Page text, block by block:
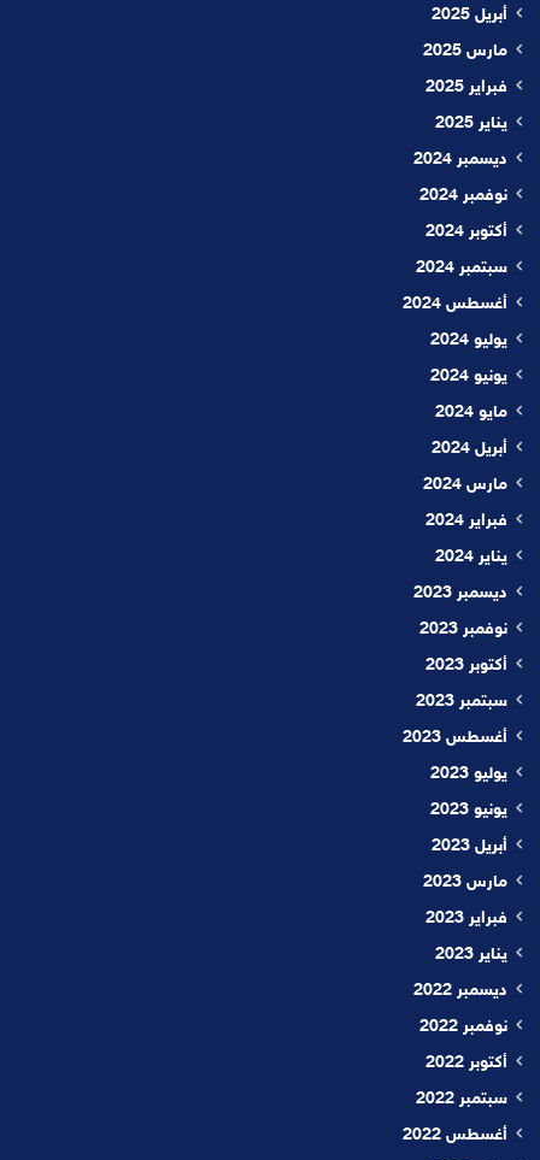
أبريل 2025
مارس 2025
فبراير 2025
يناير 2025
ديسمبر 2024
نوفمبر 2024
أكتوبر 2024
سبتمبر 2024
أغسطس 2024
يوليو 2024
يونيو 2024
مايو 2024
أبريل 2024
مارس 2024
فبراير 2024
يناير 2024
ديسمبر 2023
نوفمبر 2023
أكتوبر 2023
سبتمبر 2023
أغسطس 2023
يوليو 2023
يونيو 2023
أبريل 2023
مارس 2023
فبراير 2023
يناير 2023
ديسمبر 2022
نوفمبر 2022
أكتوبر 2022
سبتمبر 2022
أغسطس 2022